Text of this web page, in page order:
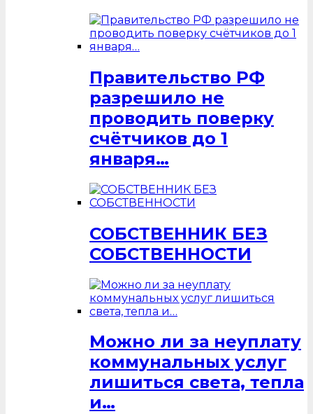
Правительство РФ
разрешило не
проводить поверку
счётчиков до 1
января…
СОБСТВЕННИК БЕЗ
СОБСТВЕННОСТИ
Можно ли за неуплату
коммунальных услуг
лишиться света, тепла
и…